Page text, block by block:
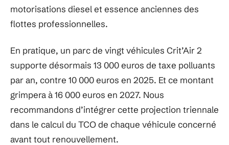
motorisations diesel et essence anciennes des
flottes professionnelles.
En pratique, un parc de vingt véhicules Crit’Air 2
supporte désormais 13 000 euros de taxe polluants
par an, contre 10 000 euros en 2025. Et ce montant
grimpera à 16 000 euros en 2027. Nous
recommandons d’intégrer cette projection triennale
dans le calcul du TCO de chaque véhicule concerné
avant tout renouvellement.